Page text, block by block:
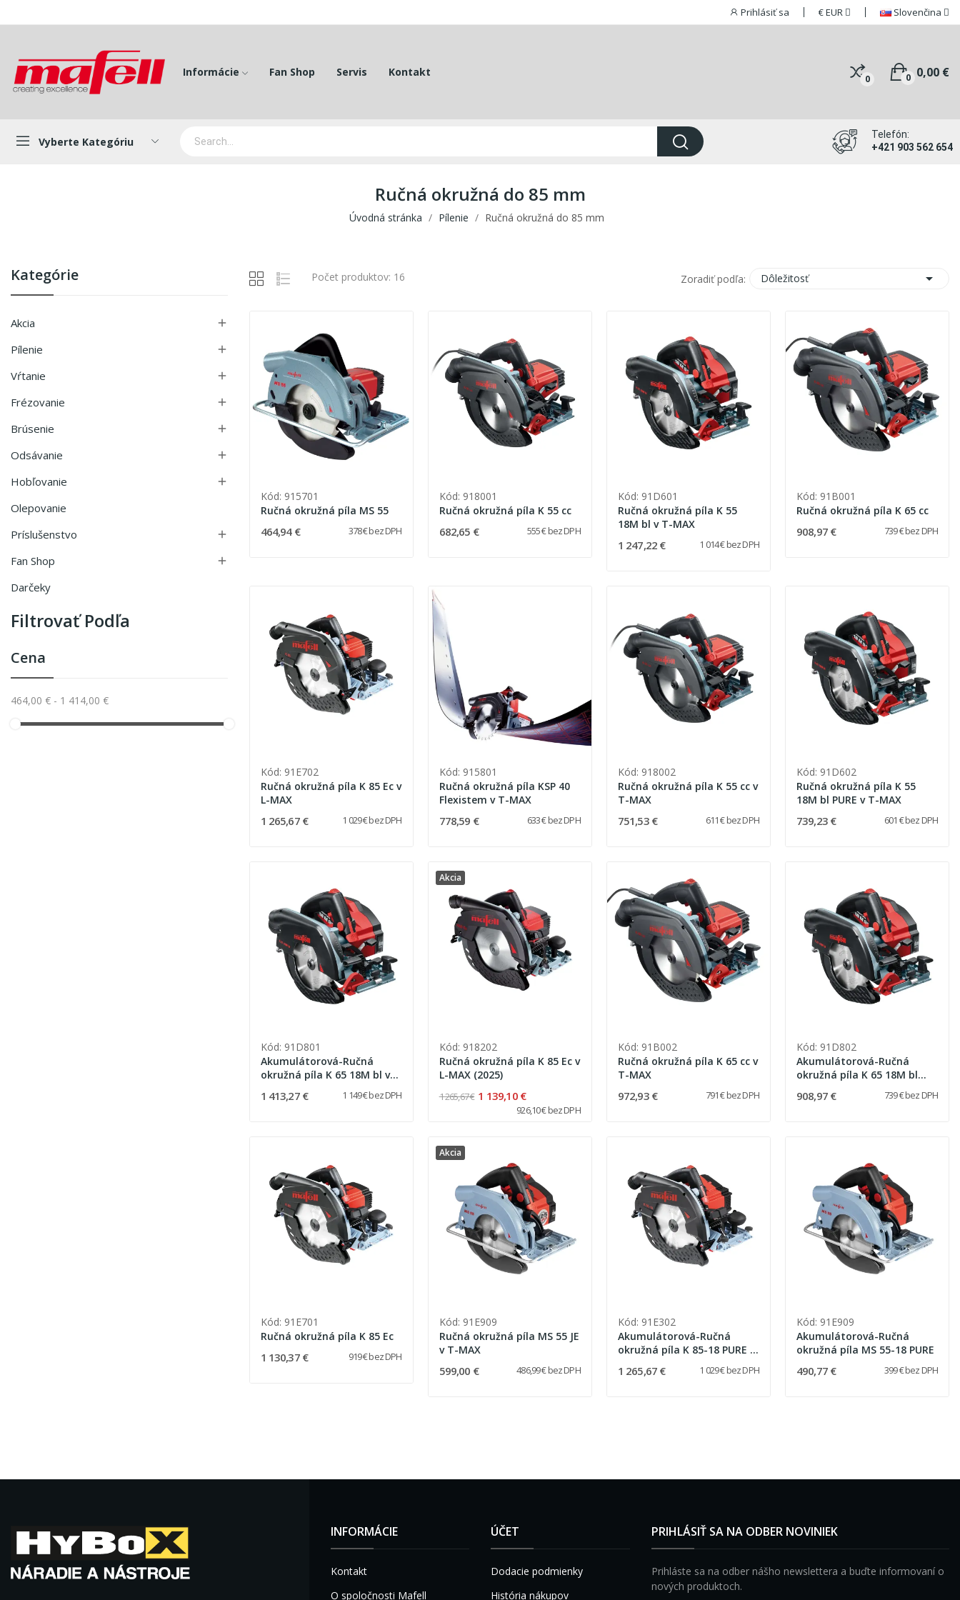
Prihlásiť sa €EUR Slovenčina
Informácie Fan Shop Servis Kontakt
0 0,00 €
0
Vyberte Kategóriu
Telefón:
+421 903 562 654
Ručná okružná do 85 mm
Úvodná stránka Pílenie Ručná okružná do 85 mm
Kategórie
Akcia 
Pílenie 
Vŕtanie 
Frézovanie 
Brúsenie 
Odsávanie 
Hobľovanie 
Olepovanie
Príslušenstvo

Fan Shop 
Darčeky
Filtrovať Podľa
Cena
464,00 € - 1 414,00 €
Počet produktov: 16 Zoradiť podľa: Dôležitosť 
Kód: 915701
Ručná okružná píla MS 55
464,94 € 378 € bez DPH
Kód: 918001
Ručná okružná píla K 55 cc
682,65 € 555 € bez DPH
Kód: 91D601
Ručná okružná píla K 55
18M bl v T-MAX
1 247,22 € 1 014 € bez DPH
Kód: 91B001
Ručná okružná píla K 65 cc
908,97 € 739 € bez DPH
Kód: 91E702
Ručná okružná píla K 85 Ec v
L-MAX
1 265,67 € 1 029 € bez DPH
Kód: 915801
Ručná okružná píla KSP 40
Flexistem v T-MAX
778,59 € 633 € bez DPH
Kód: 918002
Ručná okružná píla K 55 cc v
T-MAX
751,53 € 611 € bez DPH
Kód: 91D602
Ručná okružná píla K 55
18M bl PURE v T-MAX
739,23 € 601 € bez DPH
Kód: 91D801
Akumulátorová-Ručná
okružná píla K 65 18M bl v
1 413,27 € 1 149 € bez DPH
Akcia
Kód: 918202
Ručná okružná píla K 85 Ec v
L-MAX (2025)
1 265,67 € 1 139,10 €
926,10 € bez DPH
Kód: 91B002
Ručná okružná píla K 65 cc v
T-MAX
972,93 € 791 € bez DPH
Kód: 91D802
Akumulátorová-Ručná
okružná píla K 65 18M bl
908,97 € 739 € bez DPH
Kód: 91E701
Ručná okružná píla K 85 Ec
1 130,37 € 919 € bez DPH
Akcia
Kód: 91E909
Ručná okružná píla MS 55 JE
v T-MAX
599,00 € 486,99 € bez DPH
Kód: 91E302
Akumulátorová-Ručná
okružná píla K 85-18 PURE v
1 265,67 € 1 029 € bez DPH
Kód: 91E909
Akumulátorová-Ručná
okružná píla MS 55-18 PURE
490,77 € 399 € bez DPH
INFORMÁCIE
Kontakt
O spoločnosti Mafell
ÚČET
Dodacie podmienky
História nákupov
PRIHLÁSIŤ SA NA ODBER NOVINIEK
Prihláste sa na odber nášho newslettera a buďte informovaní o
nových produktoch.